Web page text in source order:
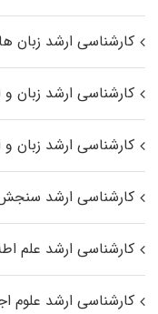
کارشناسی ارشد زبان‌
کارشناسی ارشد زبان و
کارشناسی ارشد زبان
کارشناسی ارشد سنجش
کارشناسی ارشد علم
کارشناسی ارشد علوم